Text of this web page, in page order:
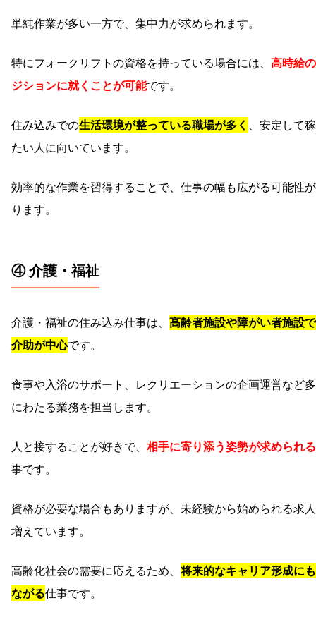
単純作業が多い一方で、集中力が求められます。
特にフォークリフトの資格を持っている場合には、 高時給
ジションに就くことが可能です。
住み込みでの生活環境が整っている職場が多く 、安定して
たい人に向いています。
効率的な作業を習得することで、仕事の幅も広がる可能性
ります。
④ 介護・福祉
介護・福祉の住み込み仕事は、 高齢者施設や障がい者施設
介助が中心です。
食事や入浴のサポート、レクリエーションの企画運営など
にわたる業務を担当します。
人と接することが好きで、 相手に寄り添う姿勢が求められる
事です。
資格が必要な場合もありますが、未経験から始められる求
増えています。
高齢化社会の需要に応えるため、将来的なキャリア形成に
ながる仕事です。